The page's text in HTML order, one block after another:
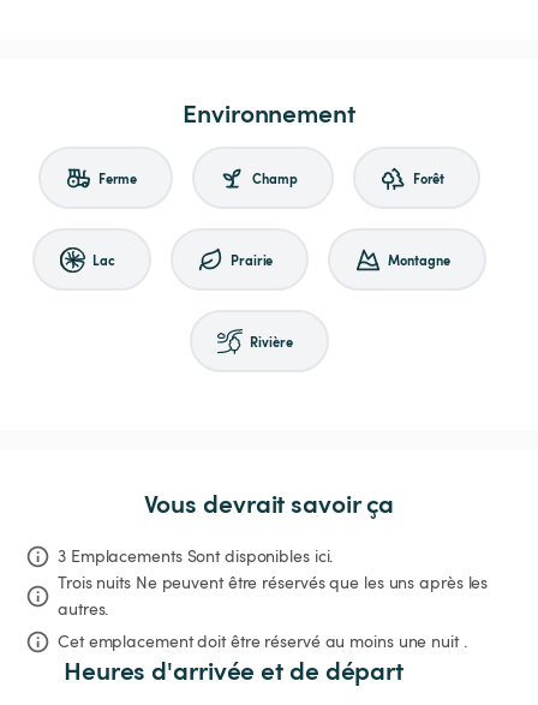
Environnement
Ferme Champ Forêt
Lac Prairie Montagne
Rivière
Vous devrait savoir ça
3 Emplacements Sont disponibles ici.
Trois nuits Ne peuvent être réservés que les uns après les
autres.
Cet emplacement doit être réservé au moins une nuit .
Heures d'arrivée et de départ